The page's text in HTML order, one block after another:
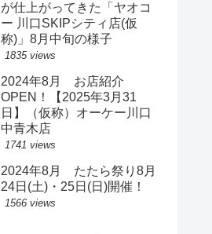
が仕上がってきた「ヤオコ
ー 川口SKIPシティ店(仮
称)」8月中旬の様子
1835 views
2024年8月 お店紹介
OPEN！【2025年3月31
日】（仮称）オーケー川口
中青木店
1741 views
2024年8月 たたら祭り8月
24日(土)・25日(日)開催！
1566 views